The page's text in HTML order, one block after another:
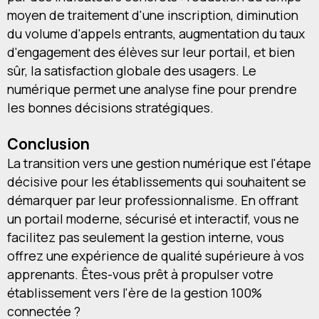
moyen de traitement d'une inscription, diminution
du volume d'appels entrants, augmentation du taux
d'engagement des élèves sur leur portail, et bien
sûr, la satisfaction globale des usagers. Le
numérique permet une analyse fine pour prendre
les bonnes décisions stratégiques.
Conclusion
La transition vers une gestion numérique est l'étape
décisive pour les établissements qui souhaitent se
démarquer par leur professionnalisme. En offrant
un portail moderne, sécurisé et interactif, vous ne
facilitez pas seulement la gestion interne, vous
offrez une expérience de qualité supérieure à vos
apprenants. Êtes-vous prêt à propulser votre
établissement vers l'ère de la gestion 100%
connectée ?